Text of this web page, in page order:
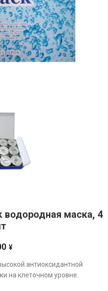
водородная маска, 4
¥
антиоксидантной
на клеточном уровне.